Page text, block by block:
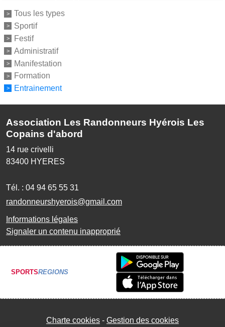
Tous les types
Sportif
Festif
Administratif
Manifestation
Formation
Entrainement
Association Les Randonneurs Hyérois Les
Copains d'abord
14 rue crivelli
83400 HYERES
Tél. : 04 94 65 55 31
randonneurshyerois@gmail.com
Informations légales
Signaler un contenu inapproprié
SPORTSREGIONS
Charte cookies Gestion des cookies